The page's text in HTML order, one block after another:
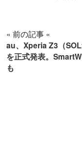
« 前の記事 «
au、Xperia Z3（
を正式発表。
も